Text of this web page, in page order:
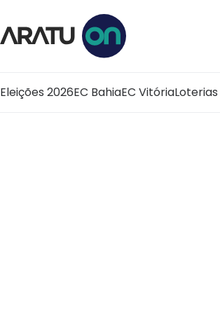
Eleições 2026EC BahiaEC VitóriaLoterias